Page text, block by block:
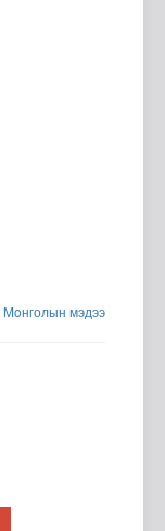
Moнголын мэдээ